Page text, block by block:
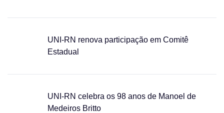
UNI-RN renova participação em Comitê
Estadual
UNI-RN celebra os 98 anos de Manoel de
Medeiros Britto